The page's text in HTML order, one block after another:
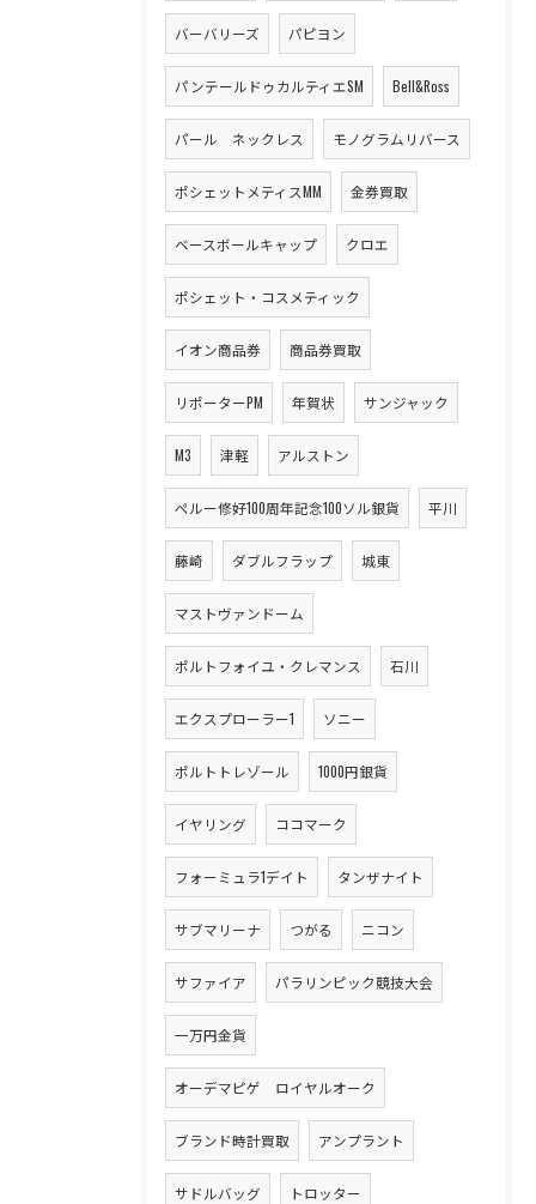
バーバリーズ パピヨン
パンテールドゥカルティエSM Bell&Ross
パール ネックレス モノグラムリバース
ポシェットメティスMM 金券買取
ベースボールキャップ クロエ
ポシェット・コスメティック
イオン商品券 商品券買取
リポーターPM 年賀状 サンジャック
M3 津軽 アルストン
ペルー修好100周年記念100ソル銀貨 平川
藤崎 ダブルフラップ 城東
マストヴァンドーム
ポルトフォイユ・クレマンス 石川
エクスプローラー1 ソニー
ポルトトレゾール 1000円銀貨
イヤリング ココマーク
フォーミュラ1デイト タンザナイト
サブマリーナ つがる ニコン
サファイア パラリンピック競技大会
一万円金貨
オーデマピゲ ロイヤルオーク
ブランド時計買取 アンプラント
サドルバッグ トロッター